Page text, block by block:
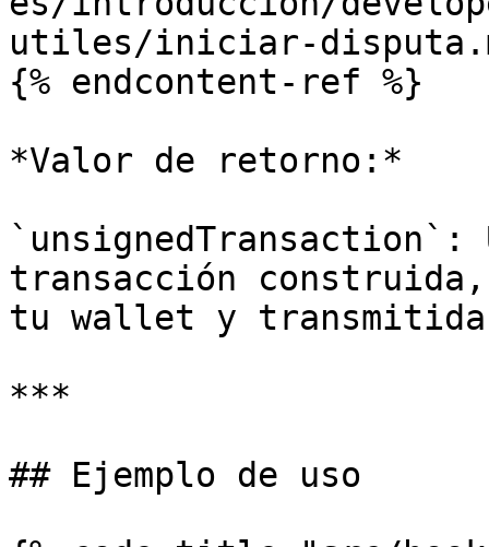
utiles/iniciar-
{% endcontent-ref %}
*Valor de retorno:*
transacción
tu wallet y
***
## Ejemplo de uso